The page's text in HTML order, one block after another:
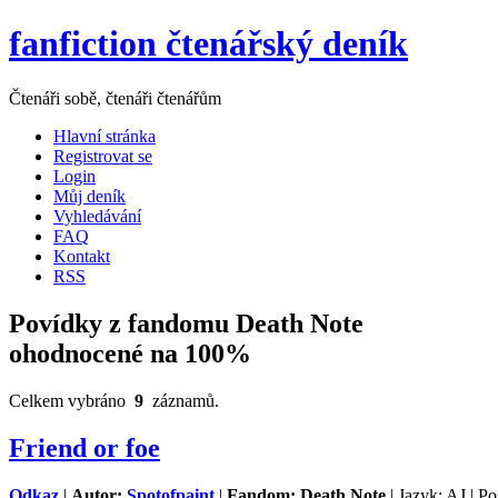
fanfiction čtenářský deník
Čtenáři sobě, čtenáři čtenářům
Hlavní stránka
Registrovat se
Login
Můj deník
Vyhledávání
FAQ
Kontakt
RSS
Povídky z fandomu Death Note
ohodnocené na 100%
Celkem vybráno 9 záznamů.
Friend or foe